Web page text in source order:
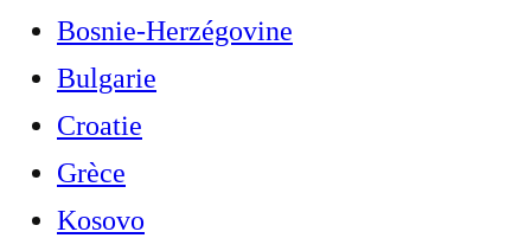
Bosnie-Herzégovine
Bulgarie
Croatie
Grèce
Kosovo